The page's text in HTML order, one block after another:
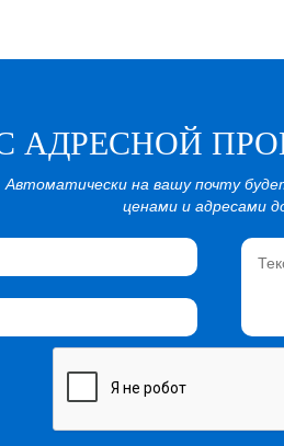
АДРЕСНОЙ
Автоматически на вашу почту
ценами и адресами